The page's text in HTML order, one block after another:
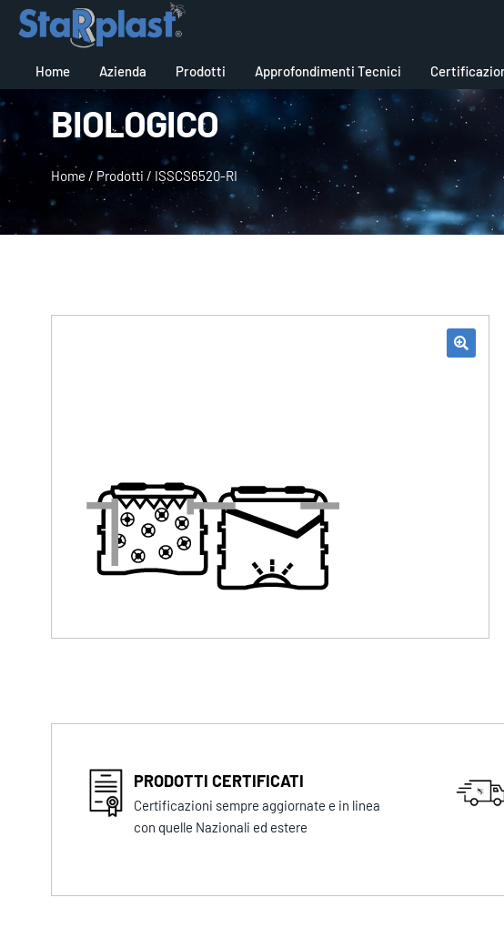
Home Azienda Prodotti Approfondimenti Tecnici
BIOLOGICO
Home / Prodotti / ISSCS6520-RI
PRODOTTI CERTIFICATI
Certificazioni sempre aggiornate e in linea
con quelle Nazionali ed estere